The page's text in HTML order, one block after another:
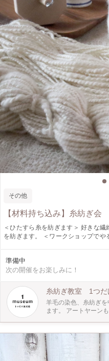
その他
【材料持ち込み】糸紡ぎ会
＜ひたすら糸を紡ぎます＞ 好きな
を紡ぎます。 ＜ワークショップでやること＞ 1.持ち込んだ繊維をドラムカーダ
たい方は、その場で購入できます。 ＜参加者に向けてのメッセージ＞ 少人数で
ゆったり作業しますので、初心者の
内に紡ぎきれなかった羊毛はお持ち帰りいただけます
Tokyo 阿佐ヶ谷駅からも、南阿佐ヶ
ます。
準備中
次の開催をお楽しみに！
糸紡ぎ教室 1つだ
羊毛の染色、糸紡ぎ
ます。 アートヤーン